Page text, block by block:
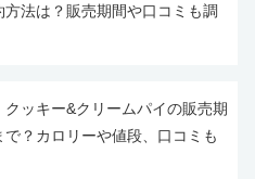
方法は？販売期間や口コミも調
クッキー&クリームパイの販売期
で？カロリーや値段、口コミも